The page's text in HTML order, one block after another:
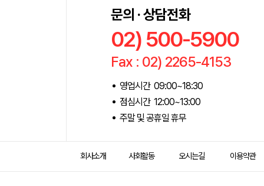
문의 · 상담전화
02) 500-5900
Fax : 02) 2265-4153
영업시간 09:00~18:30
점심시간 12:00~13:00
주말 및 공휴일 휴무
회사소개 사회활동 오시는길 이용약관